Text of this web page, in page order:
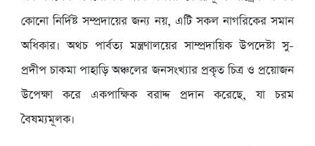
কোনো নির্দিষ্ট সম্প্রদায়ের জন্য নয়, এটি সকল নাগরিকের সমান
অধিকার। অথচ পার্বত্য মন্ত্রণালয়ের সাম্প্রদায়িক উপদেষ্টা সু-
প্রদীপ চাকমা পাহাড়ি অঞ্চলের জনসংখ্যার প্রকৃত চিত্র ও প্রয়োজন
উপেক্ষা করে একপাক্ষিক বরাদ্দ প্রদান করেছে, যা চরম
বৈষম্যমূলক।